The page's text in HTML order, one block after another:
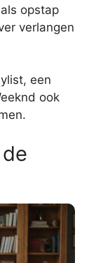
als opstap
verlangen
een
ook